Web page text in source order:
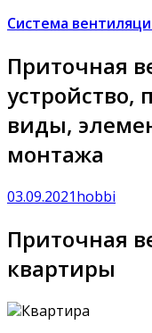
Система
Приточная
устройство,
виды,
монтажа
03.09.2021hobbi
Приточная
квартиры
Квартира